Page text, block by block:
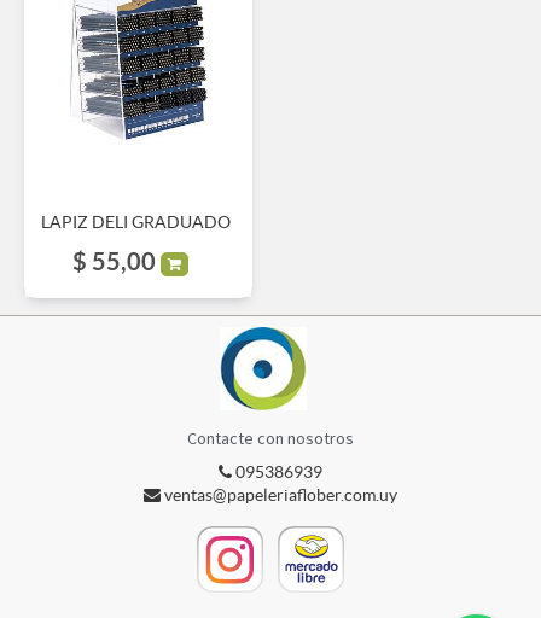
LAPIZ DELI GRADUADO
$ 55,00
Contacte con nosotros
095386939
ventas@papeleriaflober.com.uy